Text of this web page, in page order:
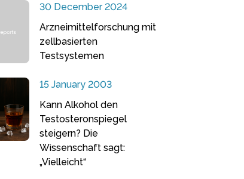
30 December 2024
Arzneimittelforschung mit
zellbasierten
Testsystemen
15 January 2003
Kann Alkohol den
Testosteronspiegel
steigern? Die
Wissenschaft sagt:
„Vielleicht“